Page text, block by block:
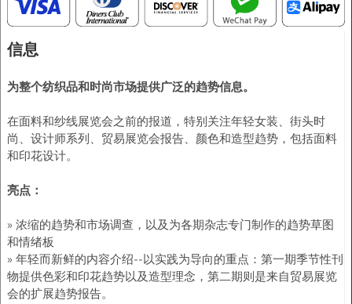
信息
为整个纺织品和时尚市场提供广泛的趋势信息。
在面料和纱线展览会之前的报道，特别关注年轻女装、街头时
尚、设计师系列、贸易展览会报告、颜色和造型趋势，包括面料
和印花设计。
亮点：
» 浓缩的趋势和市场调查，以及为各期杂志专门制作的趋势草图
和情绪板
» 年轻而新鲜的内容介绍--以实践为导向的重点：第一期季节性刊
物提供色彩和印花趋势以及造型理念，第二期则是来自贸易展览
会的扩展趋势报告。